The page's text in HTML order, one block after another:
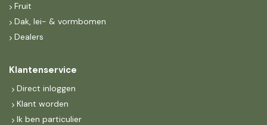
Fruit
Dak, lei- & vormbomen
Dealers
Klantenservice
Direct inloggen
Klant worden
Ik ben particulier